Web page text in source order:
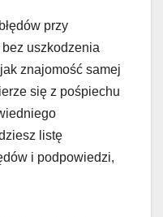
przy
uszkodzenia
znajomość samej
się z pośpiechu
listę
i podpowiedzi,